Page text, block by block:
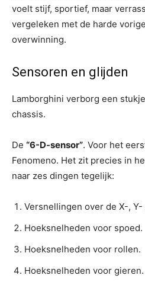
voelt stijf, sportief, maar
vergeleken met de harde
overwinning.
Sensoren en glijden
Lamborghini verborg een
chassis.
De “6-D-sensor”. Voor het
Fenomeno. Het zit precies in
naar zes dingen tegelijk:
Versnellingen over de X-, Y-
Hoeksnelheden voor spoed.
Hoeksnelheden voor rollen.
Hoeksnelheden voor gieren.